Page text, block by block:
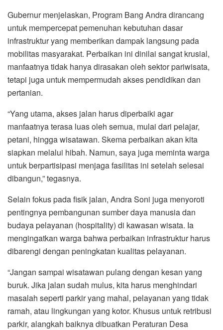
Gubernur menjelaskan, Program Bang Andra dirancang
untuk mempercepat pemenuhan kebutuhan dasar
infrastruktur yang memberikan dampak langsung pada
mobilitas masyarakat. Perbaikan ini dinilai sangat krusial,
manfaatnya tidak hanya dirasakan oleh sektor pariwisata,
tetapi juga untuk mempermudah akses pendidikan dan
pertanian.
“Yang utama, akses jalan harus diperbaiki agar
manfaatnya terasa luas oleh semua, mulai dari pelajar,
petani, hingga wisatawan. Skema perbaikan akan kita
siapkan melalui hibah. Namun, saya juga meminta warga
untuk berpartisipasi menjaga fasilitas ini setelah selesai
dibangun,” tegasnya.
Selain fokus pada fisik jalan, Andra Soni juga menyoroti
pentingnya pembangunan sumber daya manusia dan
budaya pelayanan (hospitality) di kawasan wisata. Ia
mengingatkan warga bahwa perbaikan infrastruktur harus
dibarengi dengan peningkatan kualitas pelayanan.
“Jangan sampai wisatawan pulang dengan kesan yang
buruk. Jika jalan sudah mulus, kita harus menghindari
masalah seperti parkir yang mahal, pelayanan yang tidak
ramah, atau lingkungan yang kotor. Khusus untuk retribusi
parkir, alangkah baiknya dibuatkan Peraturan Desa